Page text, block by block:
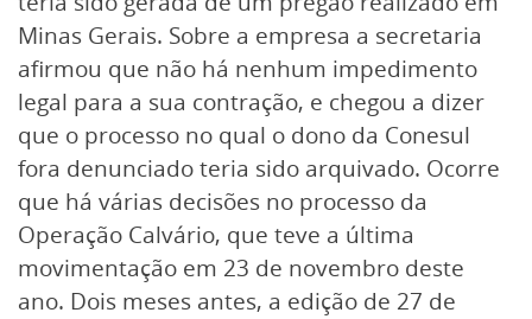
Minas Gerais. Sobre a empresa a secretaria
afirmou que não há nenhum impedimento
legal para a sua contração, e chegou a dizer
que o processo no qual o dono da Conesul
fora denunciado teria sido arquivado. Ocorre
que há várias decisões no processo da
Operação Calvário, que teve a última
movimentação em 23 de novembro deste
ano. Dois meses antes, a edição de 27 de